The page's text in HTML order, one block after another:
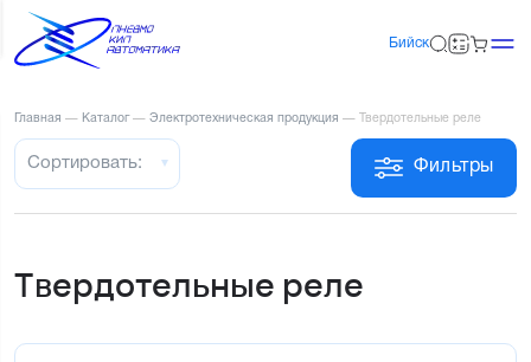
Бийск
Главная — Каталог — Электротехническая продукция — Твердотельные реле
Фильтры
Сортировать:
Твердотельные реле